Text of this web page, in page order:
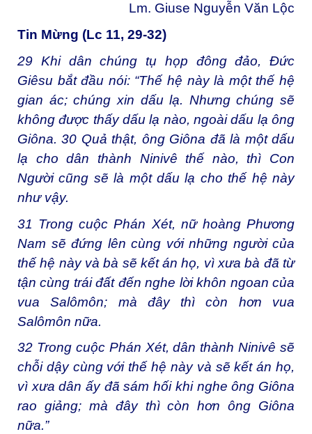
Lm. Giuse Nguyễn Văn Lộc
Tin Mừng (Lc 11, 29-32)
29 Khi dân chúng tụ họp đông đảo, Đức
Giêsu bắt đầu nói: “Thế hệ này là một thế hệ
gian ác; chúng xin dấu lạ. Nhưng chúng sẽ
không được thấy dấu lạ nào, ngoài dấu lạ ông
Giôna.30 Quả thật, ông Giôna đã là một dấu
lạ cho dân thành Ninivê thế nào, thì Con
Người cũng sẽ là một dấu lạ cho thế hệ này
như vậy.
31 Trong cuộc Phán Xét, nữ hoàng Phương
Nam sẽ đứng lên cùng với những người của
thế hệ này và bà sẽ kết án họ, vì xưa bà đã từ
tận cùng trái đất đến nghe lời khôn ngoan của
vua Salômôn; mà đây thì còn hơn vua
Salômôn nữa.
32 Trong cuộc Phán Xét, dân thành Ninivê sẽ
chỗi dậy cùng với thế hệ này và sẽ kết án họ,
vì xưa dân ấy đã sám hối khi nghe ông Giôna
rao giảng; mà đây thì còn hơn ông Giôna
nữa.”